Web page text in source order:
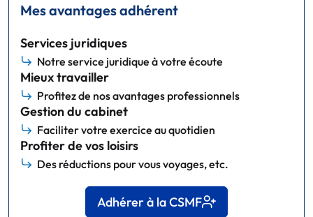
Mes avantages adhérent
Services juridiques
Notre service juridique à votre écoute
Mieux travailler
Profitez de nos avantages professionnels
Gestion du cabinet
Faciliter votre exercice au quotidien
Profiter de vos loisirs
Des réductions pour vous voyages, etc.
Adhérer à la CSMF